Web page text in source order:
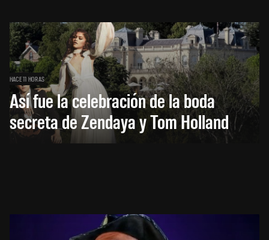
HACE 11 HORAS
Así fue la celebración de la boda
secreta de Zendaya y Tom Holland